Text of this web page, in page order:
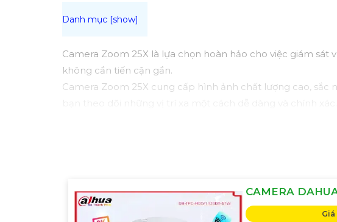
Camera Zoom 25X là lựa chọn hoàn hảo cho việc giám
không cần tiến cận gần.
Camera Zoom 25X cung cấp hình ảnh chất lượng cao,
Với tính năng cảm biến chuyển động và cảnh báo thông
Camera Zoom 25X được thiết kế nhỏ gọn, dễ lắp đặt và
Với Camera Zoom 25X, bạn hoàn toàn yên tâm về việc
CAMERA
Giá